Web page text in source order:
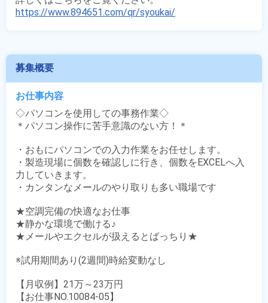
https://www.894651.com/qr/syoukai/
募集概要
お仕事内容
◇パソコンを使用しての事務作業◇
＊パソコン操作に苦手意識のない方！＊
・おもにパソコンでの入力作業をお任せします。
・製造現場に個数を確認しに行き、個数をEXCELへ入
力していきます。
・カンタンなメールのやり取りも多い職場です
★空調完備の快適なお仕事
★静かな環境で働ける♪
★メールやエクセルが扱えるとばっちり★
※試用期間あり(2週間)時給変動なし
【月収例】21万～23万円
【お仕事NO.10084-05】